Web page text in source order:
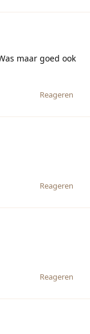
maar goed ook
Reageren
Reageren
Reageren